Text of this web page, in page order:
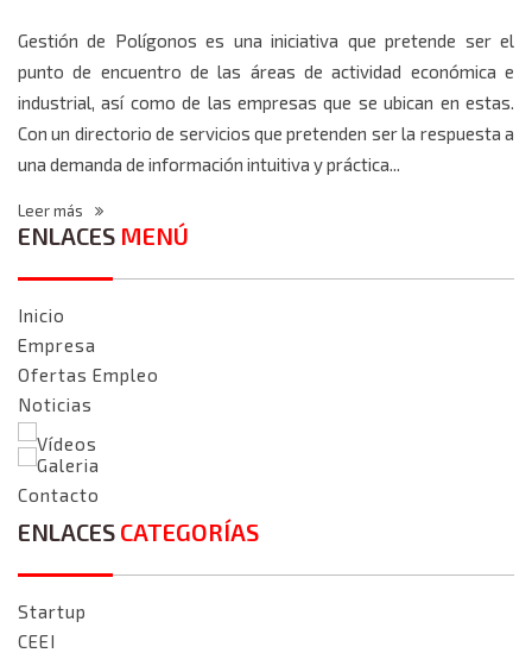
Gestión de Polígonos es una iniciativa que pretende ser el
punto de encuentro de las áreas de actividad económica e
industrial, así como de las empresas que se ubican en estas.
Con un directorio de servicios que pretenden ser la respuesta a
una demanda de información intuitiva y práctica...
Leer más
ENLACES MENÚ
Inicio
Empresa
Ofertas Empleo
Noticias
Vídeos
Galeria
Contacto
ENLACES CATEGORÍAS
Startup
CEEI